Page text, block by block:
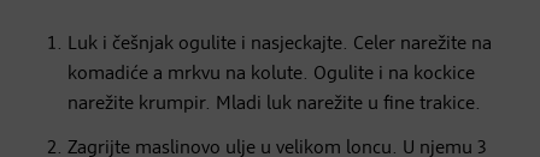
Luk i češnjak ogulite i nasjeckajte. Celer narežite na
komadiće a mrkvu na kolute. Ogulite i na kockice
narežite krumpir. Mladi luk narežite u fine trakice.
Zagrijte maslinovo ulje u velikom loncu. U njemu 3